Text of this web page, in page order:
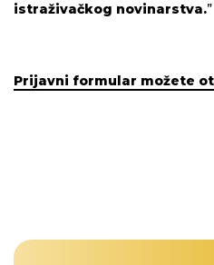
istraživačkog novinarstva.”
Prijavni formular možete